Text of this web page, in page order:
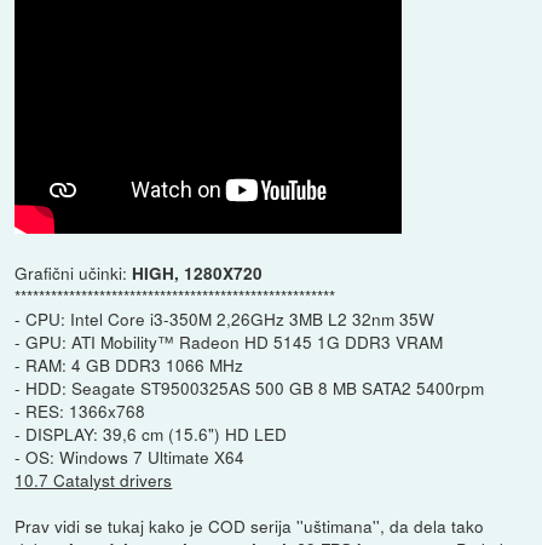
Grafični učinki: HIGH, 1280X720
*****************************************************
- CPU: Intel Core i3-350M 2,26GHz 3MB L2 32nm 35W
- GPU: ATI Mobility™ Radeon HD 5145 1G DDR3 VRAM
- RAM: 4 GB DDR3 1066 MHz
- HDD: Seagate ST9500325AS 500 GB 8 MB SATA2 5400rpm
- RES: 1366x768
- DISPLAY: 39,6 cm (15.6") HD LED
- OS: Windows 7 Ultimate X64
10.7 Catalyst drivers
Prav vidi se tukaj kako je COD serija ''uštimana'', da dela tako